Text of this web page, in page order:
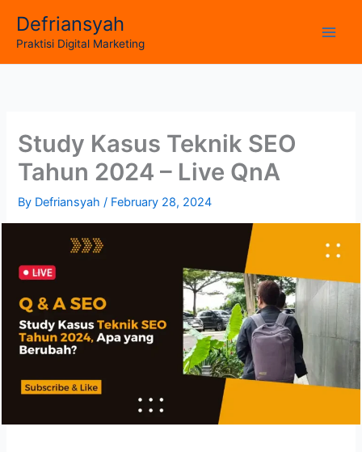
content
Defriansyah
Praktisi Digital Marketing
Study Kasus Teknik SEO
Tahun 2024 – Live QnA
By Defriansyah/ February 28, 2024